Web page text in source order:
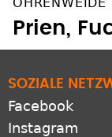
Prien,
SOZIALE
Facebook
Instagram